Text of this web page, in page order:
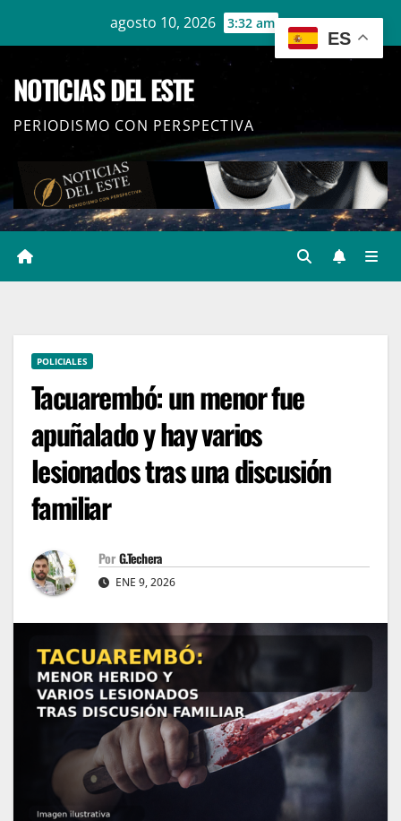
agosto 10, 2026 3:32 am
NOTICIAS DEL ESTE
PERIODISMO CON PERSPECTIVA
POLICIALES
Tacuarembó: un menor fue
apuñalado y hay varios
lesionados tras una discusión
familiar
Por G.Techera
ENE 9, 2026
ES